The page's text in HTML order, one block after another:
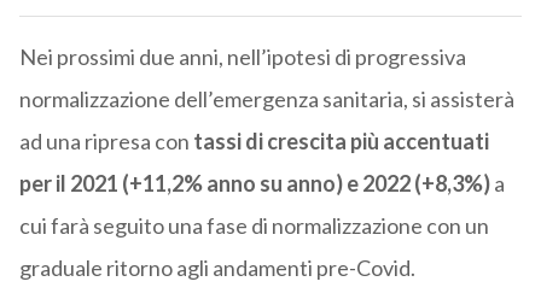
Nei prossimi due anni, nell’ipotesi di progressiva
normalizzazione dell’emergenza sanitaria, si assisterà
ad una ripresa con tassi di crescita più accentuati
per il 2021 (+11,2% anno su anno) e 2022 (+8,3%)a
cui farà seguito una fase di normalizzazione con un
graduale ritorno agli andamenti pre-Covid.